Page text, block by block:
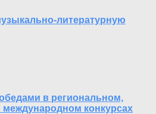
литературную
в региональном,
международном конкурсах